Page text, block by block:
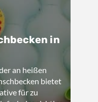
in
an heißen
bietet
für zu